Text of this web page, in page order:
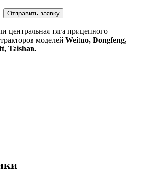
Отправить заявку
центральная тяга прицепного
моделей Weituo, Dongfeng,
Taishan.